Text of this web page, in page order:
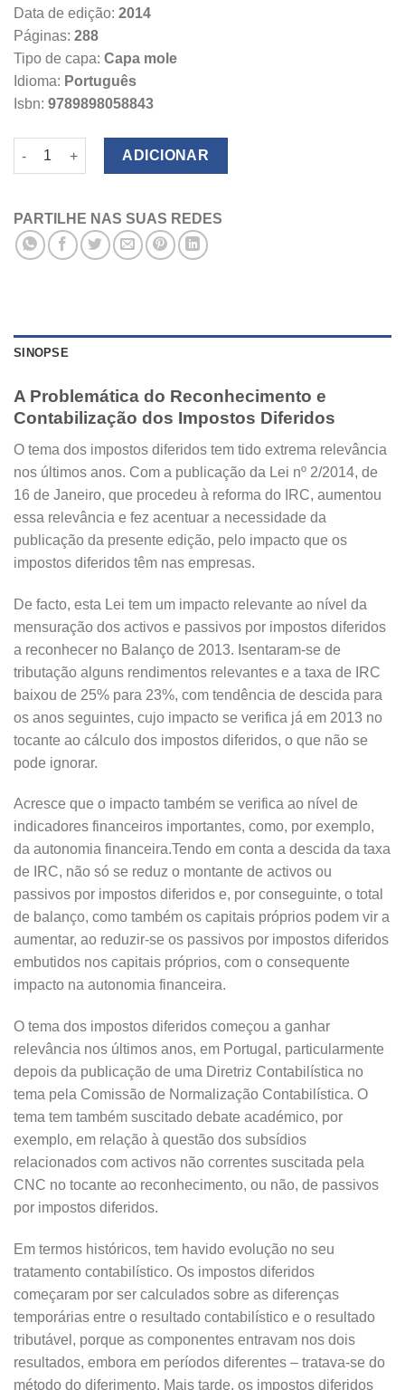
Data de edição: 2014
Páginas: 288
Tipo de capa: Capa mole
Idioma: Português
Isbn: 9789898058843
Quantidade de A Problemática do Reconhecimento e
ADICIONAR
PARTILHE NAS SUAS REDES
SINOPSE
A Problemática do Reconhecimento e
Contabilização dos Impostos Diferidos
O tema dos impostos diferidos tem tido extrema relevância
nos últimos anos. Com a publicação da Lei nº 2/2014, de
16 de Janeiro, que procedeu à reforma do IRC, aumentou
essa relevância e fez acentuar a necessidade da
publicação da presente edição, pelo impacto que os
impostos diferidos têm nas empresas.
De facto, esta Lei tem um impacto relevante ao nível da
mensuração dos activos e passivos por impostos diferidos
a reconhecer no Balanço de 2013. Isentaram-se de
tributação alguns rendimentos relevantes e a taxa de IRC
baixou de 25% para 23%, com tendência de descida para
os anos seguintes, cujo impacto se verifica já em 2013 no
tocante ao cálculo dos impostos diferidos, o que não se
pode ignorar.
Acresce que o impacto também se verifica ao nível de
indicadores financeiros importantes, como, por exemplo,
da autonomia financeira.Tendo em conta a descida da taxa
de IRC, não só se reduz o montante de activos ou
passivos por impostos diferidos e, por conseguinte, o total
de balanço, como também os capitais próprios podem vir a
aumentar, ao reduzir-se os passivos por impostos diferidos
embutidos nos capitais próprios, com o consequente
impacto na autonomia financeira.
O tema dos impostos diferidos começou a ganhar
relevância nos últimos anos, em Portugal, particularmente
depois da publicação de uma Diretriz Contabilística no
tema pela Comissão de Normalização Contabilística. O
tema tem também suscitado debate académico, por
exemplo, em relação à questão dos subsídios
relacionados com activos não correntes suscitada pela
CNC no tocante ao reconhecimento, ou não, de passivos
por impostos diferidos.
Em termos históricos, tem havido evolução no seu
tratamento contabilístico. Os impostos diferidos
começaram por ser calculados sobre as diferenças
temporárias entre o resultado contabilístico e o resultado
tributável, porque as componentes entravam nos dois
resultados, embora em períodos diferentes – tratava-se do
método do diferimento. Mais tarde, os impostos diferidos